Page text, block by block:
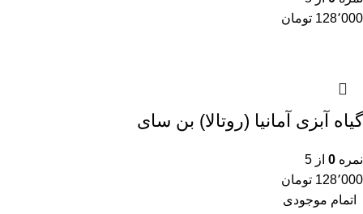
128٬000 تومان
گیاه آبزی آمانیا (روتالا) بن سای
نمره 0 از 5
128٬000 تومان
اتمام موجودی